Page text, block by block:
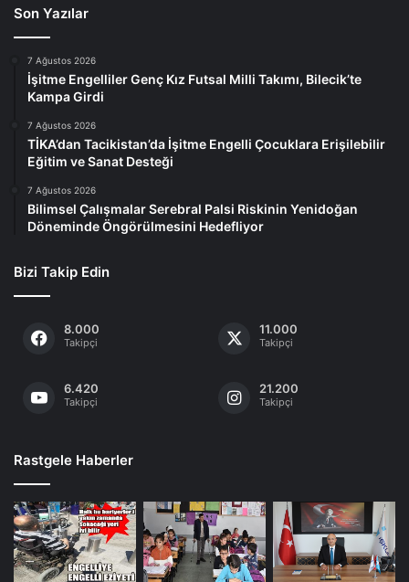
Son Yazılar
7 Ağustos 2026
İşitme Engelliler Genç Kız Futsal Milli Takımı, Bilecik’te
Kampa Girdi
7 Ağustos 2026
TİKA’dan Tacikistan’da İşitme Engelli Çocuklara Erişilebilir
Eğitim ve Sanat Desteği
7 Ağustos 2026
Bilimsel Çalışmalar Serebral Palsi Riskinin Yenidoğan
Döneminde Öngörülmesini Hedefliyor
Bizi Takip Edin
8.000
Takipçi
11.000
Takipçi
6.420
Takipçi
21.200
Takipçi
Rastgele Haberler